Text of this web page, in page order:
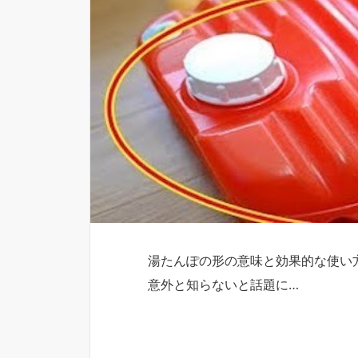
湯たんぽの形の意味と効果的な使
意外と知らないと話題に…